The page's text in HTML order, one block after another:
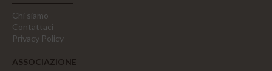
Chi siamo
Contattaci
Privacy Policy
ASSOCIAZIONE